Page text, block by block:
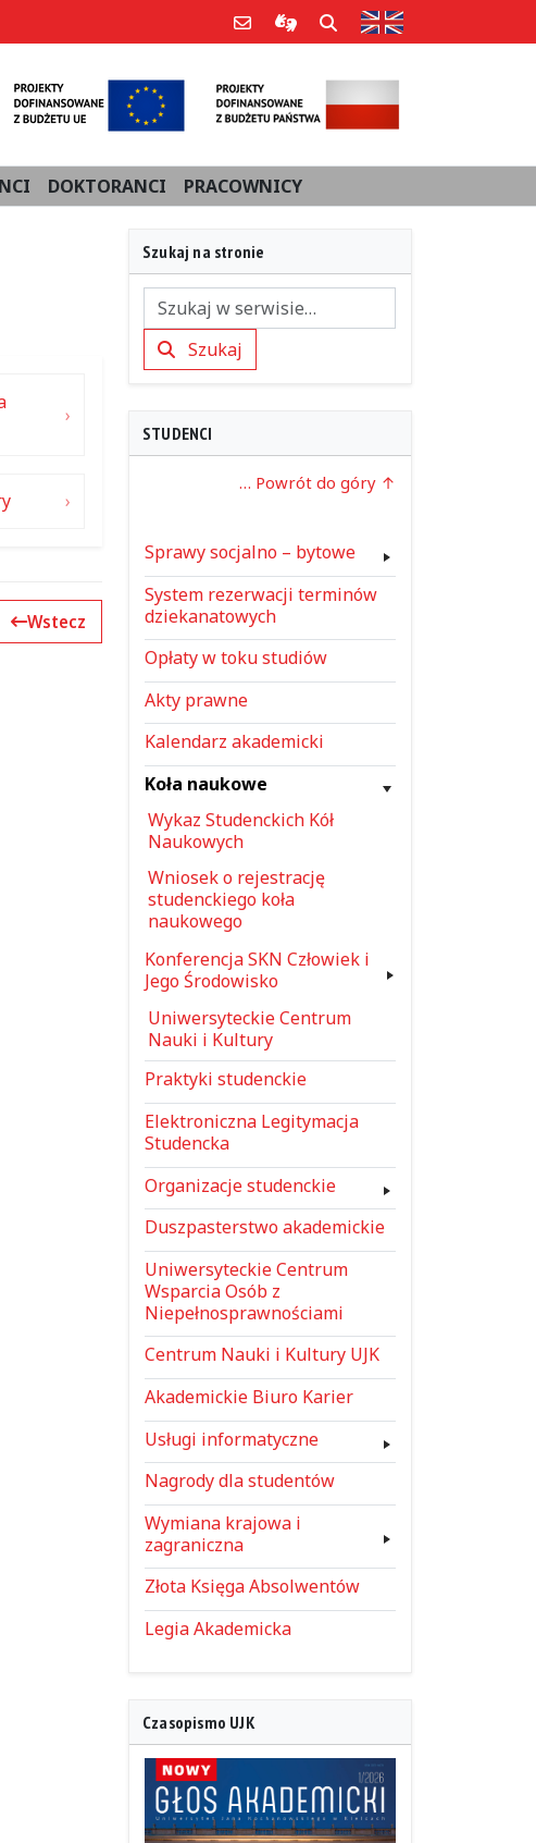
Poczta e-mailInformacje dla użytkowników
Szukaj Strona w języku
DOKTORANCI PRACOWNICY
Wstecz
Szukaj na stronie
SzukajSzukaj
STUDENCI
… Powrót do góry
Sprawy socjalno – bytowe
System rezerwacji terminów
dziekanatowych
Opłaty w toku studiów
Akty prawne
Kalendarz akademicki
Koła naukowe
Wykaz Studenckich Kół
Naukowych
Wniosek o rejestrację
studenckiego koła
naukowego
Konferencja SKN Człowiek i
Jego Środowisko
Uniwersyteckie Centrum
Nauki i Kultury
Praktyki studenckie
Elektroniczna Legitymacja
Studencka
Organizacje studenckie
Duszpasterstwo akademickie
Uniwersyteckie Centrum
Wsparcia Osób z
Niepełnosprawnościami
Centrum Nauki i Kultury UJK
Akademickie Biuro Karier
Usługi informatyczne
Nagrody dla studentów
Wymiana krajowa i
zagraniczna
Złota Księga Absolwentów
Legia Akademicka
Czasopismo UJK